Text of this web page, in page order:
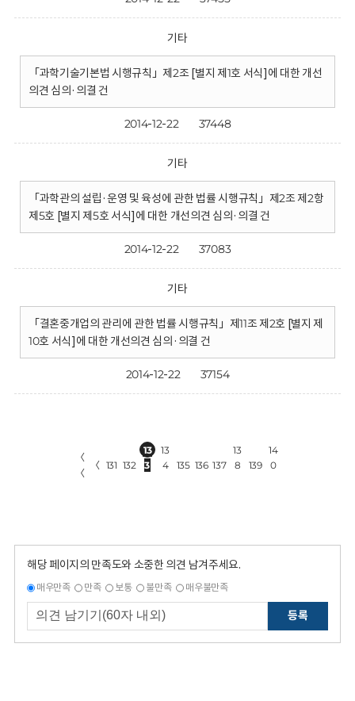
기타
「과학기술기본법 시행규칙」제2조 [별지 제1호 서식]에 대한 개선
의견 심의·의결 건
2014-12-22 37448
기타
「과학관의 설립·운영 및 육성에 관한 법률 시행규칙」제2조 제2항
제5호 [별지 제5호 서식]에 대한 개선의견 심의·의결 건
2014-12-22 37083
기타
「결혼중개업의 관리에 관한 법률 시행규칙」제11조 제2호 [별지 제
10호 서식]에 대한 개선의견 심의·의결 건
2014-12-22 37154
〈
〈
〈 131 132
13
3
13
4
135 136 137
13
8
139
14
0
해당 페이지의 만족도와 소중한 의견 남겨주세요.
매우만족 만족 보통 불만족 매우불만족
등록